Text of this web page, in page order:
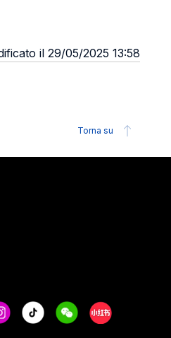
il 29/05/2025 13:58
Torna su
Tiktok WeechatXiaohongshu/